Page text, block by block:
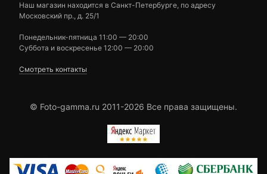
Наш магазин находится в Санкт-Петербурге, по адресу
Московский пр., д. 25/1
Понедельник-пятница 11:00 — 20:00
Суббота и воскресенье 12:00 — 20:00
Смотреть контакты
© Foto-gamma.ru 2011-2026 Все права защищены.